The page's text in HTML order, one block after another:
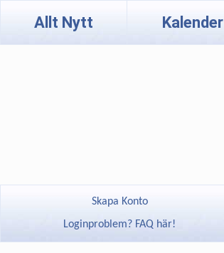
Allt Nytt Kalender
Skapa Konto
Loginproblem? FAQ här!